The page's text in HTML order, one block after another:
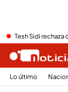
Tesh Sidi
Lo último